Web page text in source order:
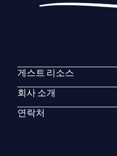
게스트 리소스
회사 소개
연락처